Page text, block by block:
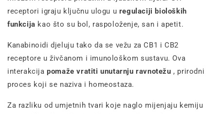
receptori igraju ključnu ulogu u regulaciji bioloških
funkcija kao što su bol, raspoloženje, san i apetit.
Kanabinoidi djeluju tako da se vežu za CB1 i CB2
receptore u živčanom i imunološkom sustavu. Ova
interakcijapomaže vratiti unutarnju ravnotežu , prirodni
proces koji se naziva i homeostaza.
Za razliku od umjetnih tvari koje naglo mijenjaju kemiju